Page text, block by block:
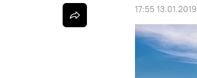
17:55 13.01.2019